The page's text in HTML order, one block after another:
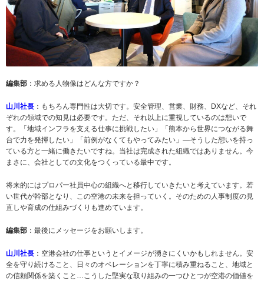
編集部 ：求める人物像はどんな方ですか？
山川社長 ：もちろん専門性は大切です。安全管理、営業、財務、DXなど、それ
ぞれの領域での知見は必要です。ただ、それ以上に重視しているのは想いで
す。「地域インフラを支える仕事に挑戦したい」「熊本から世界につながる舞
台で力を発揮したい」「前例がなくてもやってみたい」―そうした想いを持っ
ている方と一緒に働きたいですね。当社は完成された組織ではありません。今
まさに、会社としての文化をつくっている最中です。
将来的にはプロパー社員中心の組織へと移行していきたいと考えています。若
い世代が幹部となり、この空港の未来を担っていく。そのための人事制度の見
直しや育成の仕組みづくりも進めています。
編集部 ：最後にメッセージをお願いします。
山川社長 ：空港会社の仕事というとイメージが湧きにくいかもしれません。安
全を守り続けること、日々のオペレーションを丁寧に積み重ねること、地域と
の信頼関係を築くこと…こうした堅実な取り組みの一つひとつが空港の価値を